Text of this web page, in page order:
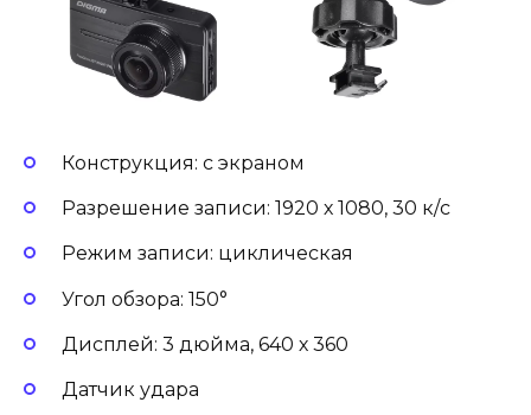
Конструкция: с экраном
Разрешение записи: 1920 х 1080, 30 к/с
Режим записи: циклическая
Угол обзора: 150°
Дисплей: 3 дюйма, 640 х 360
Датчик удара